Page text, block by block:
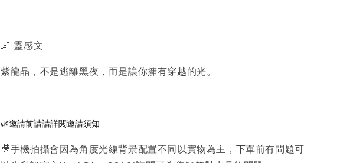
🌌 靈感文
紫龍晶，不是逃離黑夜，而是讓你擁有穿越的光。
🌿邀請前請請詳閱邀請須知
🎥手機拍攝會因為角度光線背景配置不同以實物為主，下單前有問題可